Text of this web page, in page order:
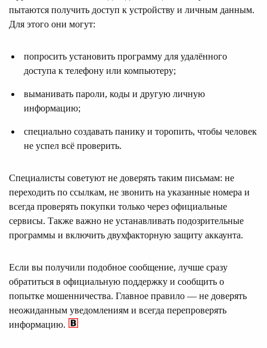
пытаются получить доступ к устройству и личным данным.
Для этого они могут:
попросить установить программу для удалённого
доступа к телефону или компьютеру;
выманивать пароли, коды и другую личную
информацию;
специально создавать панику и торопить, чтобы человек
не успел всё проверить.
Специалисты советуют не доверять таким письмам: не
переходить по ссылкам, не звонить на указанные номера и
всегда проверять покупки только через официальные
сервисы. Также важно не устанавливать подозрительные
программы и включить двухфакторную защиту аккаунта.
Если вы получили подобное сообщение, лучше сразу
обратиться в официальную поддержку и сообщить о
попытке мошенничества. Главное правило — не доверять
неожиданным уведомлениям и всегда перепроверять
информацию.